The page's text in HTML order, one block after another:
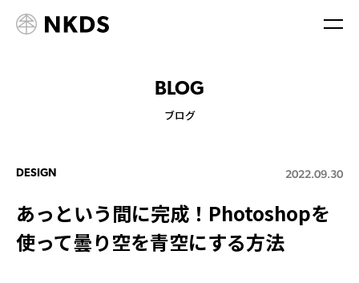
BLOG
ブログ
DESIGN 2022.09.30
あっという間に完成！Photoshopを
使って曇り空を青空にする方法